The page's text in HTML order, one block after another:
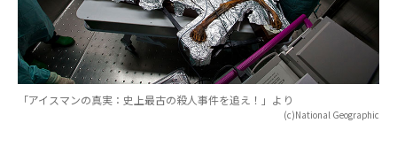
「アイスマンの真実：史上最古の殺人事件を追え！」より
(c)National Geographic